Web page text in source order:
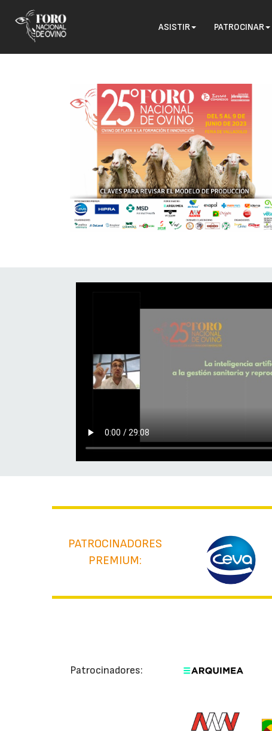
ASISTIR PATROCINAR
PATROCINADORES
PREMIUM:
Patrocinadores: